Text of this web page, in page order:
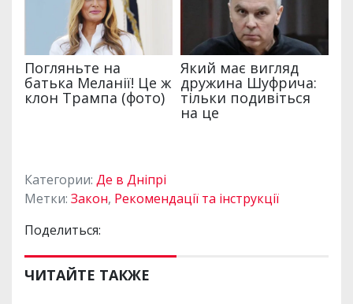
Категории: Де в Дніпрі
Метки: Закон, Рекомендації та інструкції
Поделиться:
ЧИТАЙТЕ ТАКЖЕ